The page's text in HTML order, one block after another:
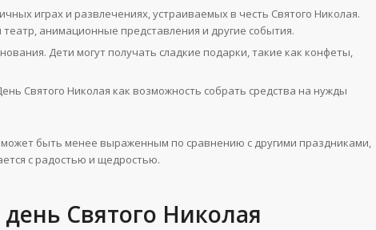
играх и развлечениях, устраиваемых в честь Святого Николая.
анимационные представления и другие события.
Дети могут получать сладкие подарки, такие как конфеты,
Святого Николая как возможность собрать средства на нужды
быть менее выраженным по сравнению с другими праздниками,
с радостью и щедростью.
Святого Николая